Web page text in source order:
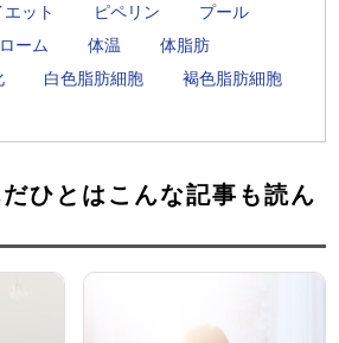
エット ピペリン
プール
ーム
体温
体脂肪
白色脂肪細胞
褐色脂肪細胞
ひとはこんな記事も読ん